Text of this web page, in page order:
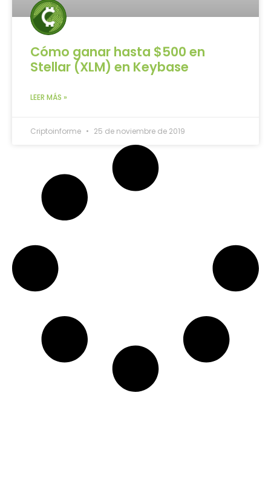
Cómo ganar hasta $500 en
Stellar (XLM) en Keybase
LEER MÁS »
Criptoinforme 25 de noviembre de 2019